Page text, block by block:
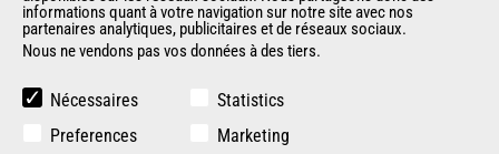
AUTRES SITES DU GROUPE
Manitou Group
Used Manitou Machines
informations quant à votre navigation sur notre site avec nos
partenaires analytiques, publicitaires et de réseaux sociaux.
Nous ne vendons pas vos données à des tiers.
Nécessaires
Statistics
Preferences
Marketing